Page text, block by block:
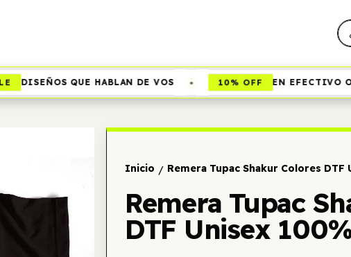
DISEÑOS QUE HABLAN DE VOS 10% OFF EN EFECTIVO O
Inicio / Remera Tupac Shakur Colores
Remera Tupac
DTF Unisex